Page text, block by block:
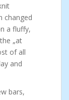
changed
a fluffy,
„at
of all
and
bars,